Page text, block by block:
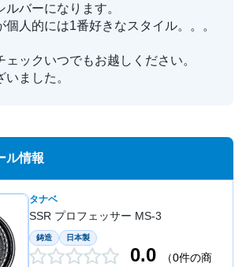
バーになります。
個人的には1番好きなスタイル。。。
ックいつでもお越しください。
ました。
ル情報
タナベ
SSR プロフェッサー MS-3
鋳造 日本製
0.0
（0件の商